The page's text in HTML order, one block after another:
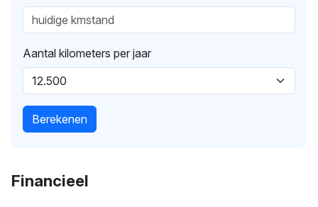
Aantal kilometers per jaar
Berekenen
Financieel